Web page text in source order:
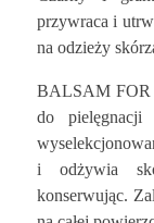
przywraca i
na odzieży
BALSAM FOR
do
i odżywia
konserwując.